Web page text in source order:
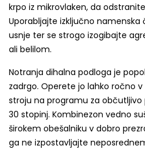
krpo iz mikrovlaken, da
Uporabljajte izključno
usnje ter se strogo izogibajte
ali belilom.
Notranja dihalna podloga je
zadrgo. Operete jo lahko ročno
stroju na programu za
30 stopinj. Kombinezon vedno
širokem obešalniku v dobro
ga ne izpostavljajte